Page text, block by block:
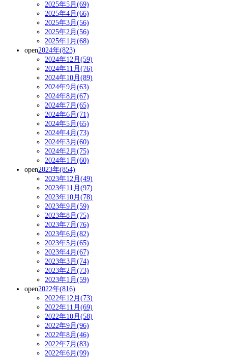
2025年5月(69)
2025年4月(66)
2025年3月(56)
2025年2月(56)
2025年1月(68)
open2024年(823)
2024年12月(59)
2024年11月(76)
2024年10月(89)
2024年9月(63)
2024年8月(67)
2024年7月(65)
2024年6月(71)
2024年5月(65)
2024年4月(73)
2024年3月(60)
2024年2月(75)
2024年1月(60)
open2023年(854)
2023年12月(49)
2023年11月(97)
2023年10月(78)
2023年9月(59)
2023年8月(75)
2023年7月(76)
2023年6月(82)
2023年5月(65)
2023年4月(67)
2023年3月(74)
2023年2月(73)
2023年1月(59)
open2022年(816)
2022年12月(73)
2022年11月(69)
2022年10月(58)
2022年9月(96)
2022年8月(46)
2022年7月(83)
2022年6月(99)